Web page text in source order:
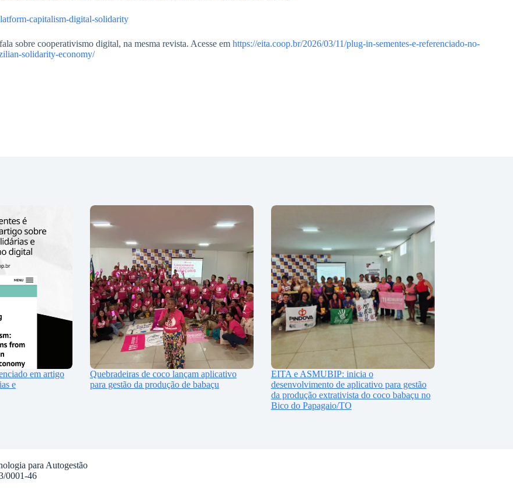
capitalism-digital-solidarity
sobre cooperativismo digital, na mesma revista. Acesse em https://eita.coop.br/2026/03/11/plug-in-sementes-e-referenciado-no-
solidarity-economy/
em artigo
e
Quebradeiras de coco lançam aplicativo
para gestão da produção de babaçu
EITA e ASMUBIP: inicia o
desenvolvimento de aplicativo para gestão
da produção extrativista do coco babaçu no
Bico do Papagaio/TO
para Autogestão
0001-46